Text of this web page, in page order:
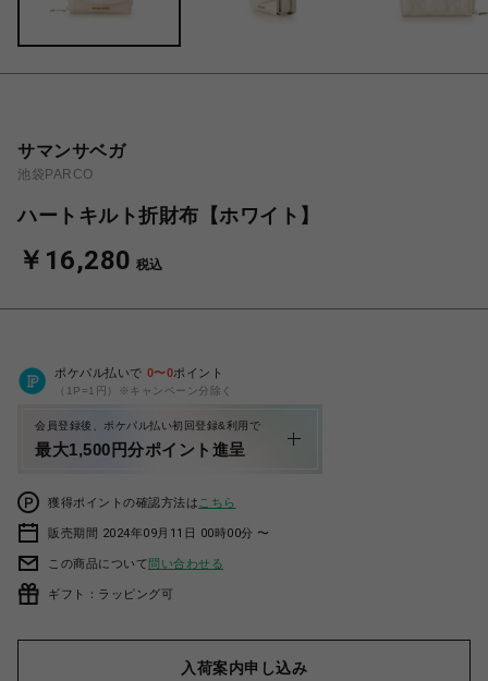
サマンサベガ
池袋PARCO
ハートキルト折財布【ホワイト】
￥16,280 税込
ポケパル払いで 0〜0ポイント
（1P=1円）※キャンペーン分除く
会員登録後、ポケパル払い初回登録&利用で
最大1,500円分ポイント進呈
獲得ポイントの確認方法は こちら
販売期間 2024年09月11日 00時00分 〜
この商品について問い合わせる
ギフト：ラッピング可
入荷案内申し込み